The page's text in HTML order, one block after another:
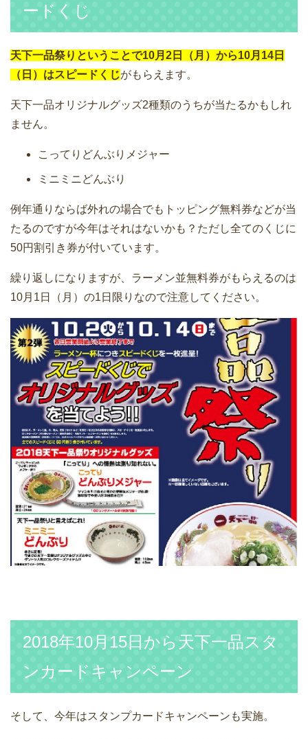
ードくじ
天下一品祭りということで10月2日（月）から10月14日
（日）はスピードくじがもらえます。
天下一品オリジナルグッズ2種類のうちが当たるかもしれ
ません。
こってりどんぶりメジャー
ミニミニどんぶり
例年通りならば外れの場合でもトッピング無料券などが当
たるのですが今年はそれはないかも？ただし全てのくじに
50円割引き券が付いています。
繰り返しになりますが、ラーメン並無料券がもらえるのは
10月1日（月）の1日限りなので注意してください。
2018年10月15日から天下一品スタ
ンカードキャンペーン
そして、今年はスタンプカードキャンペーンも実施。